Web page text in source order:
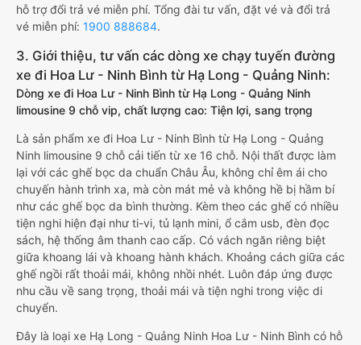
hỗ trợ đổi trả vé miễn phí. Tổng đài tư vấn, đặt vé và đổi trả
vé miễn phí: 1900 888684.
3. Giới thiệu, tư vấn các dòng xe chạy tuyến đường
xe đi Hoa Lư - Ninh Bình từ Hạ Long - Quảng Ninh:
Dòng xe đi Hoa Lư - Ninh Bình từ Hạ Long - Quảng Ninh
limousine 9 chỗ vip, chất lượng cao: Tiện lợi, sang trọng
Là sản phẩm xe đi Hoa Lư - Ninh Bình từ Hạ Long - Quảng
Ninh limousine 9 chỗ cải tiến từ xe 16 chỗ. Nội thất được làm
lại với các ghế bọc da chuẩn Châu Âu, không chỉ êm ái cho
chuyến hành trình xa, mà còn mát mẻ và không hề bị hầm bí
như các ghế bọc da bình thường. Kèm theo các ghế có nhiều
tiện nghi hiện đại như ti-vi, tủ lạnh mini, ổ cắm usb, đèn đọc
sách, hệ thống âm thanh cao cấp. Có vách ngăn riêng biệt
giữa khoang lái và khoang hành khách. Khoảng cách giữa các
ghế ngồi rất thoải mái, không nhồi nhét. Luôn đáp ứng được
nhu cầu về sang trọng, thoải mái và tiện nghi trong việc di
chuyển.
Đây là loại xe Hạ Long - Quảng Ninh Hoa Lư - Ninh Bình có hỗ